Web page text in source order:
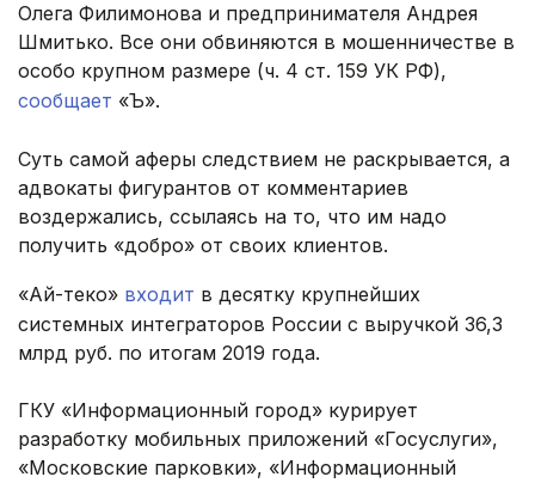
Олега Филимонова и предпринимателя Андрея
Шмитько. Все они обвиняются в мошенничестве в
особо крупном размере (ч. 4 ст. 159 УК РФ),
сообщает «Ъ».
Суть самой аферы следствием не раскрывается, а
адвокаты фигурантов от комментариев
воздержались, ссылаясь на то, что им надо
получить «добро» от своих клиентов.
«Ай-теко» входит в десятку крупнейших
системных интеграторов России с выручкой 36,3
млрд руб. по итогам 2019 года.
ГКУ «Информационный город» курирует
разработку мобильных приложений «Госуслуги»,
«Московские парковки», «Информационный